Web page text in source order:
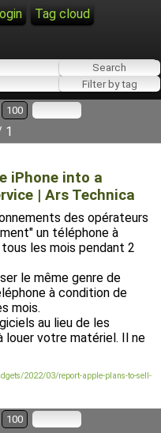
Tag cloud
100
1
iPhone into a
| Ars Technica
des opérateurs
un téléphone à
les mois pendant 2
le même genre de
à condition de
mois.
au lieu de les
louer votre matériel. Il ne
2022/03/report-apple-plans-to-sell-
100